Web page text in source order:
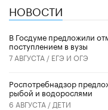
НОВОСТИ
В Госдуме предложили
поступлением в вузы
7 АВГУСТА / ЕГЭ И ОГЭ
Роспотребнадзор
рыбой и водорослями
6 АВГУСТА / ДЕТИ